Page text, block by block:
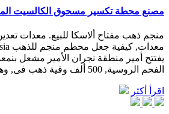
مصنع محطة تكسير مسحوق الكالسيت
منجم ذهب مفتاح ألاسكا للبيع. معدات
يفتتح أمير منطقة نجران الأمير مشعل
الفحم الروسية, 500 ألف وقية ذهب فى, وهما نوعان ...
اقرأ أكثر